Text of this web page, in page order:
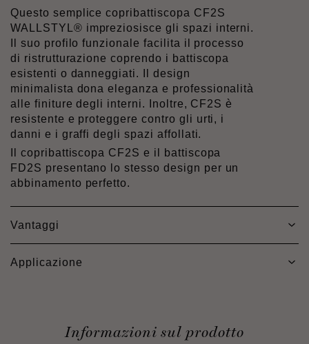
Questo semplice copribattiscopa CF2S
WALLSTYL® impreziosisce gli spazi interni.
Il suo profilo funzionale facilita il processo
di ristrutturazione coprendo i battiscopa
esistenti o danneggiati. Il design
minimalista dona eleganza e professionalità
alle finiture degli interni. Inoltre, CF2S è
resistente e proteggere contro gli urti, i
danni e i graffi degli spazi affollati.
Il copribattiscopa CF2S e il battiscopa
FD2S presentano lo stesso design per un
abbinamento perfetto.
Vantaggi
Applicazione
Informazioni sul prodotto